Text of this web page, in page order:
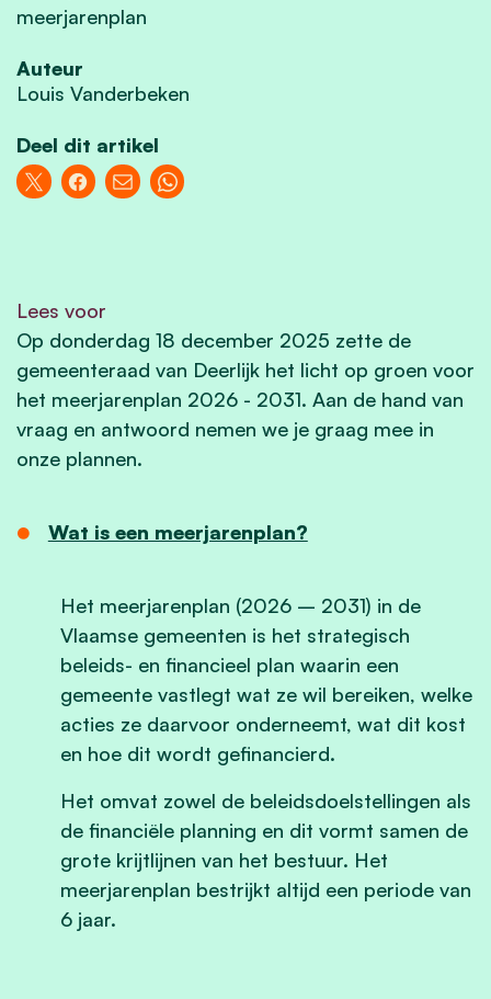
meerjarenplan
Auteur
Louis Vanderbeken
Deel dit artikel
Lees voor
Op donderdag 18 december 2025 zette de
gemeenteraad van Deerlijk het licht op groen voor
het meerjarenplan 2026 - 2031. Aan de hand van
vraag en antwoord nemen we je graag mee in
onze plannen.
Wat is een meerjarenplan?
Het meerjarenplan (2026 – 2031) in de
Vlaamse gemeenten is het strategisch
beleids- en financieel plan waarin een
gemeente vastlegt wat ze wil bereiken, welke
acties ze daarvoor onderneemt, wat dit kost
en hoe dit wordt gefinancierd.
Het omvat zowel de beleidsdoelstellingen als
de financiële planning en dit vormt samen de
grote krijtlijnen van het bestuur. Het
meerjarenplan bestrijkt altijd een periode van
6 jaar.